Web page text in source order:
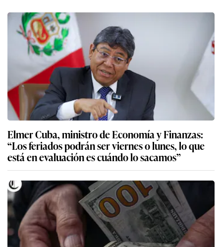
Elmer Cuba, ministro de Economía y Finanzas:
“Los feriados podrán ser viernes o lunes, lo que
está en evaluación es cuándo lo sacamos”